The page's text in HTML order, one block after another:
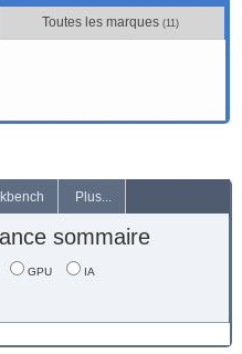
Toutes les marques (11)
Plus...
sommaire
GPU IA